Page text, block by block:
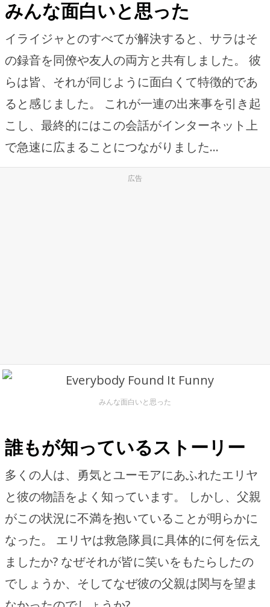
みんな面白いと思った
イライジャとのすべてが解決すると、サラはそ
の録音を同僚や友人の両方と共有しました。 彼
らは皆、それが同じように面白くて特徴的であ
ると感じました。 これが一連の出来事を引き起
こし、最終的にはこの会話がインターネット上
で急速に広まることにつながりました…
広告
みんな面白いと思った
誰もが知っているストーリー
多くの人は、勇気とユーモアにあふれたエリヤ
と彼の物語をよく知っています。 しかし、父親
がこの状況に不満を抱いていることが明らかに
なった。 エリヤは救急隊員に具体的に何を伝え
ましたか? なぜそれが皆に笑いをもたらしたの
でしょうか、そしてなぜ彼の父親は関与を望ま